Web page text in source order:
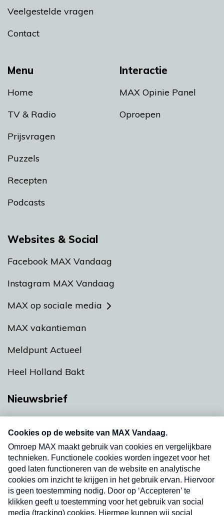
Menu
Home
TV & Radio
Prijsvragen
Puzzels
Recepten
Podcasts
Interactie
MAX Opinie Panel
Oproepen
Veelgestelde vragen
Contact
Websites & Social
Facebook MAX Vandaag
Instagram MAX Vandaag
MAX op sociale media
MAX vakantieman
Meldpunt Actueel
Heel Holland Bakt
Nieuwsbrief
nieuwsbrief. Elke vrijdag- en dinsdagochtend in
uw mailbox.
Verzend